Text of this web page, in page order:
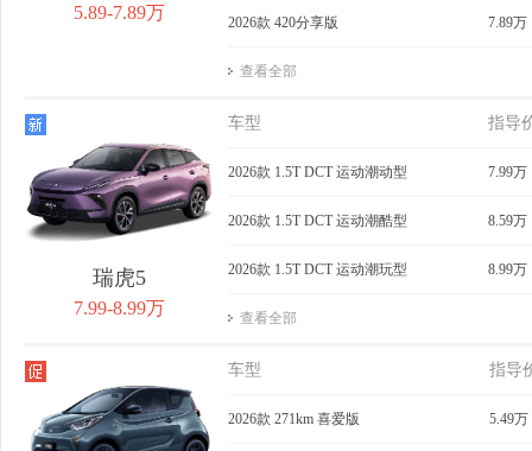
QQ冰淇淋 2024款
205km 元气版
获取底价
3.99万
春版 205km 奶昔
获取底价
QQ冰淇
205km 元
获
5.89-7.89万 2026款 420分享版 7.89万
查看全部
瑞虎5
7.99-8.99万
车型 指导
2026款 1.5T DCT 运动潮动型 7.99万
2026款 1.5T DCT 运动潮酷型 8.59万
2026款 1.5T DCT 运动潮玩型 8.99万
查看全部
车型 指导
2026款 271km 喜爱版 5.49万